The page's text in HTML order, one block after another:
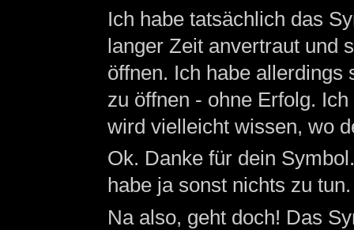
Ich habe tatsächlich das
langer Zeit anvertraut und
öffnen. Ich habe allerdings
zu öffnen - ohne Erfolg.
wird vielleicht wissen, wo
Ok. Danke für dein
habe ja sonst nichts zu tun.
Na also, geht doch! Das